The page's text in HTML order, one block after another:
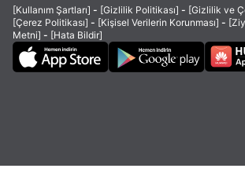
[Kullanım Şartları] - [Gizlilik Politikası] - [Gizlilik ve
[Çerez Politikası] - [Kişisel Verilerin Korunması] -
Metni] - [Hata Bildir]